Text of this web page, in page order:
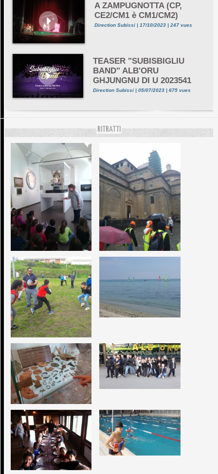
A ZAMPUGNOTTA (CP,
CE2/CM1 è CM1/CM2)
Direction Subissi | 17/10/2023 | 247 vues
TEASER "SUBISBIGLIU
BAND" ALB'ORU
GHJUNGNU DI U 2023541
Direction Subissi | 05/07/2023 | 675 vues
RITRATTI